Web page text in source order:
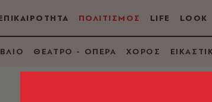
ΠΟΛΙΤΙΣΜΟΣ LIFE LOOK
ΘΕΑΤΡΟ - ΟΠΕΡΑ ΧΟΡΟΣ